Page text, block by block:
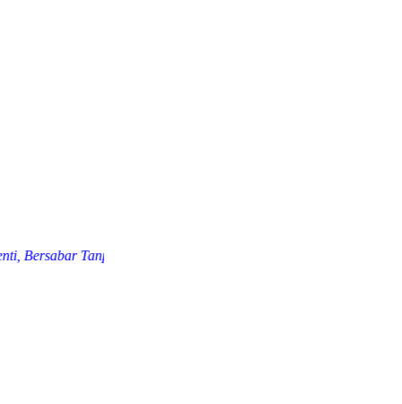
Tanpa Batas, Menuju Madrasah Hebat Bermartabat